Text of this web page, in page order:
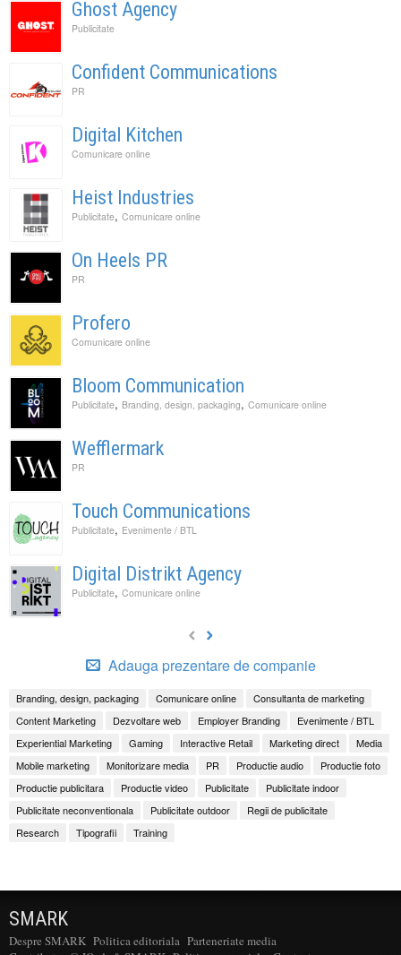
Ghost Agency
Publicitate
Confident Communications
PR
Digital Kitchen
Comunicare online
Heist Industries
Publicitate, Comunicare online
On Heels PR
PR
Profero
Comunicare online
Bloom Communication
Publicitate, Branding, design, packaging, Comunicare online
Wefflermark
PR
Touch Communications
Publicitate, Evenimente / BTL
Digital Distrikt Agency
Publicitate, Comunicare online
Adauga prezentare de companie
Branding, design, packaging Comunicare online
Consultanta de marketing
Content Marketing
Dezvoltare web Employer Branding
Evenimente / BTL
Experiential Marketing
Gaming Interactive Retail Marketing direct
Media
Mobile marketing
Monitorizare media PR Productie audio
Productie foto
Productie publicitara
Productie video Publicitate
Publicitate indoor
Publicitate neconventionala
Publicitate outdoor
Regii de publicitate
Research
Tipografii Training
SMARK
Despre SMARK Politica editoriala Parteneriate media